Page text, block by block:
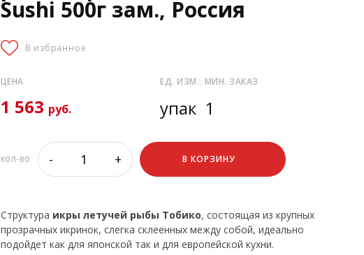
Sushi 500г зам., Россия
В избранное
ЦЕНА
1 563 руб.
ЕД. ИЗМ.:
упак
МИН. ЗАКАЗ
1
КОЛ-ВО - + В КОРЗИНУ
Структура икры летучей рыбы Тобико, состоящая из крупных
прозрачных икринок, слегка склеенных между собой, идеально
подойдет как для японской так и для европейской кухни.